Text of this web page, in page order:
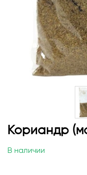
Перейти
кКориандр
В наличии